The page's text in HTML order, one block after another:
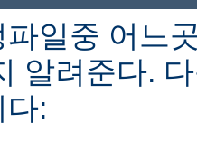
일중 어느
알려준다.
: